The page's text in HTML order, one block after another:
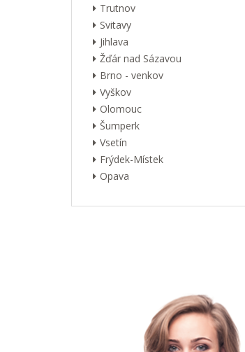
Trutnov
Svitavy
Jihlava
Žďár nad Sázavou
Brno - venkov
Vyškov
Olomouc
Šumperk
Vsetín
Frýdek-Místek
Opava